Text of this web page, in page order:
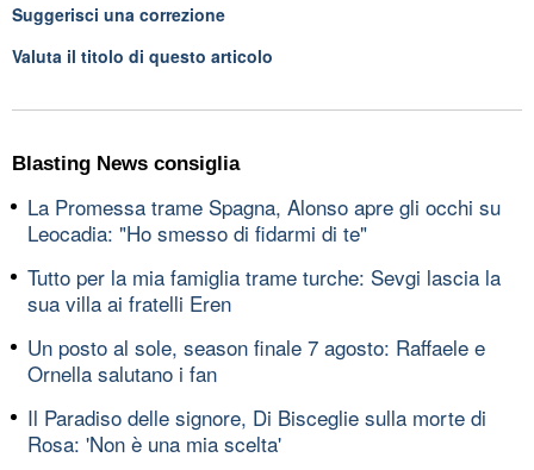
Suggerisci una correzione
Valuta il titolo di questo articolo
Blasting News consiglia
La Promessa trame Spagna, Alonso apre gli occhi su
Leocadia: "Ho smesso di fidarmi di te"
Tutto per la mia famiglia trame turche: Sevgi lascia la
sua villa ai fratelli Eren
Un posto al sole, season finale 7 agosto: Raffaele e
Ornella salutano i fan
Il Paradiso delle signore, Di Bisceglie sulla morte di
Rosa: 'Non è una mia scelta'